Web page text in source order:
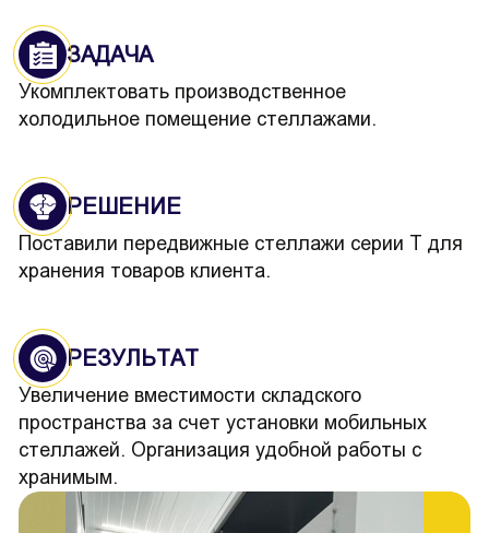
ЗАДАЧА
Укомплектовать производственное
холодильное помещение стеллажами.
РЕШЕНИЕ
Поставили передвижные стеллажи серии Т для
хранения товаров клиента.
РЕЗУЛЬТАТ
Увеличение вместимости складского
пространства за счет установки мобильных
стеллажей. Организация удобной работы с
хранимым.